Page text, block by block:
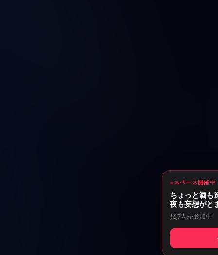
スペース開催中
ちょっと酒も
夜も妄想がと
7人が参加中